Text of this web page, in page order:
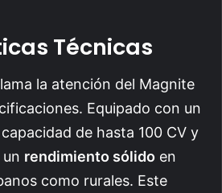
Técnicas
la atención del Magnite
Equipado con un
de hasta 100 CV y
rendimiento sólido en
como rurales. Este